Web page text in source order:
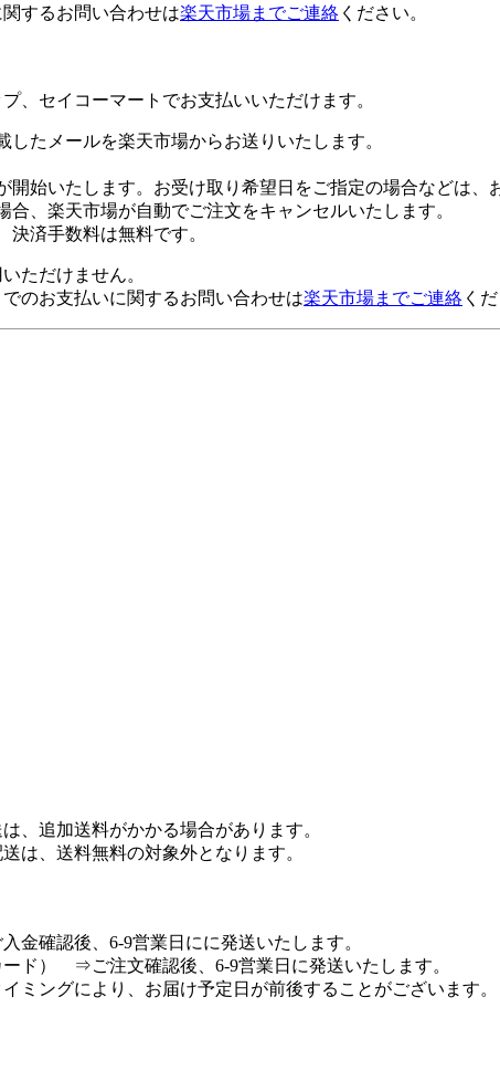
するお問い合わせは楽天市場までご連絡 ください。
、セイコーマートでお支払いいただけます。
たメールを楽天市場からお送りいたします。
開始いたします。お受け取り希望日をご指定の場合などは、
合、楽天市場が自動でご注文をキャンセルいたします。
済手数料は無料です。
ただけません。
のお支払いに関するお問い合わせは楽天市場までご連絡 く
、追加送料がかかる場合があります。
は、送料無料の対象外となります。
確認後、6-9営業日にに発送いたします。
ード） ⇒ご注文確認後、6-9営業日に発送いたします。
ミングにより、お届け予定日が前後することがございます。